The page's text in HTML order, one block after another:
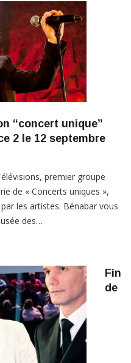
“concert unique”
2 le 12 septembre
premier groupe
de « Concerts uniques »,
les artistes. Bénabar vous
des…
Fin
de